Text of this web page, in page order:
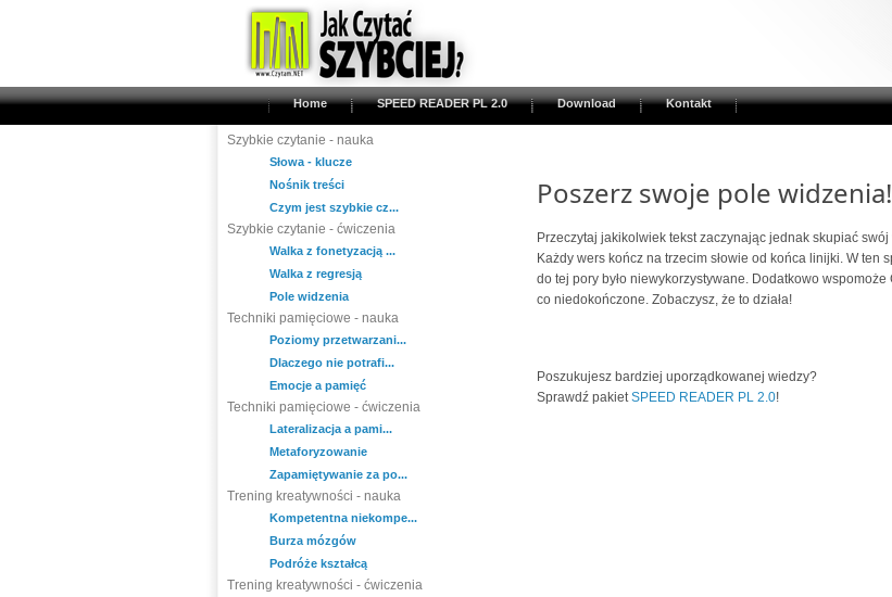
Home SPEED READER PL 2.0 Download Kontakt
Szybkie czytanie - nauka
Słowa - klucze
Nośnik treści
Czym jest szybkie cz...
Szybkie czytanie - ćwiczenia
Walka z fonetyzacją ...
Walka z regresją
Pole widzenia
Techniki pamięciowe - nauka
Poziomy przetwarzani...
Dlaczego nie potrafi...
Emocje a pamięć
Techniki pamięciowe - ćwiczenia
Lateralizacja a pami...
Metaforyzowanie
Zapamiętywanie za po...
Trening kreatywności - nauka
Kompetentna niekompe...
Burza mózgów
Podróże kształcą
Trening kreatywności - ćwiczenia
Poszerz swoje pole widzenia!
Przeczytaj jakikolwiek tekst zaczynając jednak skupiać
Każdy wers kończ na trzecim słowie od końca linijki. W
do tej pory było niewykorzystywane. Dodatkowo
co niedokończone. Zobaczysz, że to działa!
Poszukujesz bardziej uporządkowanej wiedzy?
Sprawdź pakietSPEED READER PL 2.0!